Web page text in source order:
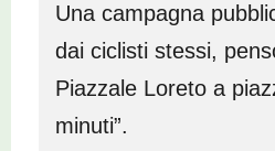
Una campagna
dai ciclisti stessi,
Piazzale Loreto a
minuti”.